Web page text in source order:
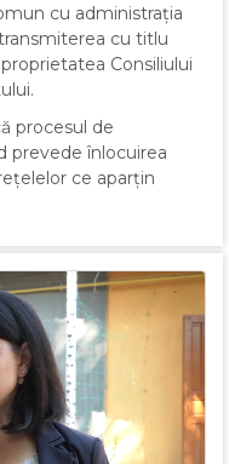
cu administrația
cu titlu
Consiliului
procesul de
prevede înlocuirea
ce aparțin